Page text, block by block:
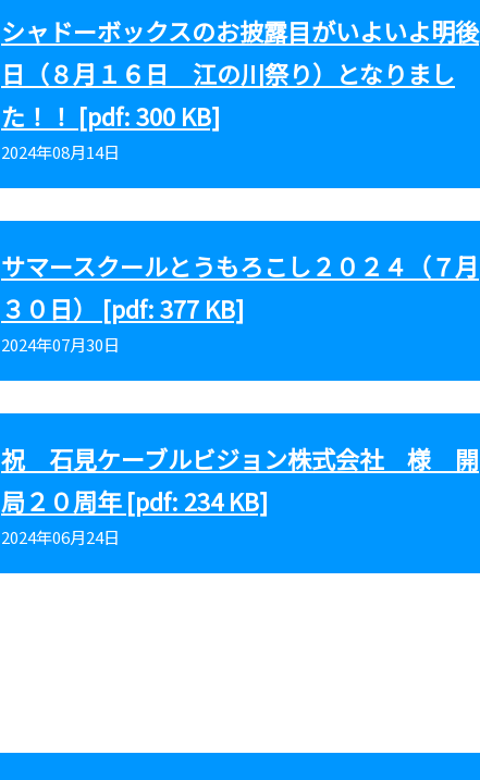
シャドーボックスのお披露目がいよいよ明後
日（８月１６日 江の川祭り）となりまし
た！！ [pdf: 300 KB]
2024年08月14日
サマースクールとうもろこし２０２４（７月
３０日） [pdf: 377 KB]
2024年07月30日
祝 石見ケーブルビジョン株式会社 様 開
局２０周年 [pdf: 234 KB]
2024年06月24日